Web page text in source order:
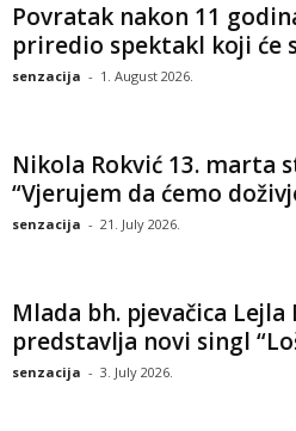
Povratak nakon 11
priredio spektakl koji će
senzacija - 1. August 2026.
Nikola Rokvić 13. marta
“Vjerujem da ćemo
senzacija - 21. July 2026.
Mlada bh. pjevačica
predstavlja novi singl
senzacija - 3. July 2026.